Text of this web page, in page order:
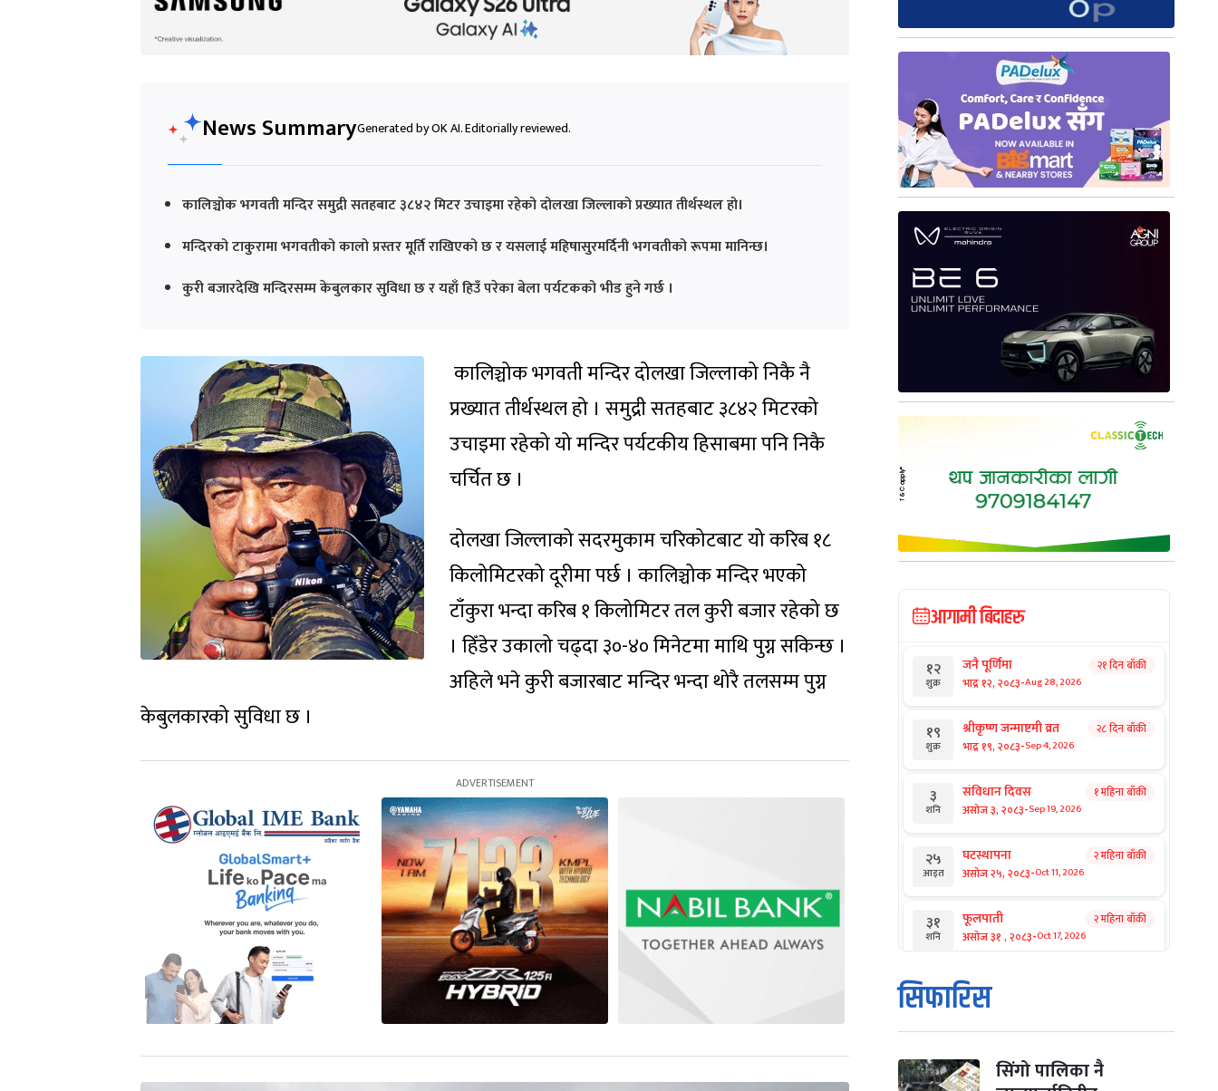
News SummaryGenerated by OK AI. Editorially reviewed.
कालिञ्चोक भगवती मन्दिर समुद्री सतहबाट ३८४२ मिटर उचाइमा रहेको दोलखा जिल्लाको प्रख्यात तीर्थस्थल हो।
मन्दिरको टाकुरामा भगवतीको कालो प्रस्तर मूर्ति राखिएको छ र यसलाई महिषासुरमर्दिनी भगवतीको रूपमा मानिन्छ।
कुरी बजारदेखि मन्दिरसम्म केबुलकार सुविधा छ र यहाँ हिउँ परेका बेला पर्यटकको भीड हुने गर्छ ।
कालिञ्चोक भगवती मन्दिर दोलखा जिल्लाको निकै नै
प्रख्यात तीर्थस्थल हो । समुद्री सतहबाट ३८४२ मिटरको
उचाइमा रहेको यो मन्दिर पर्यटकीय हिसाबमा पनि निकै
चर्चित छ ।
दोलखा जिल्लाको सदरमुकाम चरिकोटबाट यो करिब १८
किलोमिटरको दूरीमा पर्छ । कालिञ्चोक मन्दिर भएको
टाँकुरा भन्दा करिब १ किलोमिटर तल कुरी बजार रहेको छ
। हिँडेर उकालो चढ्दा ३०-४० मिनेटमा माथि पुग्न सकिन्छ ।
अहिले भने कुरी बजारबाट मन्दिर भन्दा थोरै तलसम्म पुग्न
केबुलकारको सुविधा छ ।
आगामी बिदाहरु
१२
शुक्र
जनै पूर्णिमा
भाद्र १२, २०८३-Aug 28, 2026
२१ दिन बाँकी
१९
शुक्र
श्रीकृष्ण जन्माष्टमी व्रत
भाद्र १९, २०८३-Sep 4, 2026
२८ दिन बाँकी
३
शनि
संविधान दिवस
असोज ३, २०८३-Sep 19, 2026
१ महिना बाँकी
२५
आइत
घटस्थापना
असोज २५, २०८३-Oct 11, 2026
२ महिना बाँकी
३१
शनि
फूलपाती
असोज ३१ , २०८३-Oct 17, 2026
२ महिना बाँकी
१
आइत
कार्तिक सङ्क्रान्ति
कार्तिक १, २०८३
मंगल कार्तिक ३, २०८३- Oct 20, 2026
सिफारिस
सिंगो पालिका नै